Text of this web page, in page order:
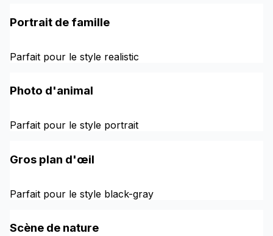
Portrait de famille
Parfait pour le style realistic
Photo d'animal
Parfait pour le style portrait
Gros plan d'œil
Parfait pour le style black-gray
Scène de nature